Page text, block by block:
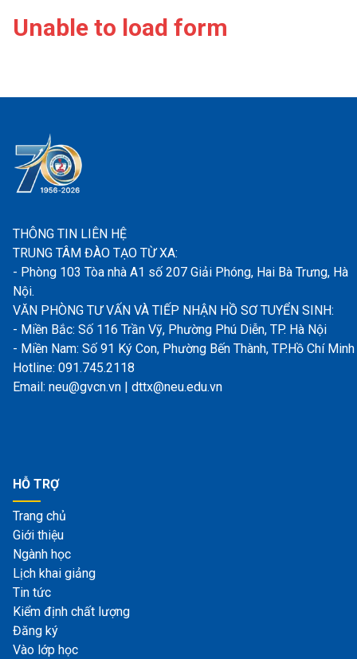
Unable to load form
THÔNG TIN LIÊN HỆ
TRUNG TÂM ĐÀO TẠO TỪ XA:
- Phòng 103 Tòa nhà A1 số 207 Giải Phóng, Hai Bà Trưng, Hà
Nội.
VĂN PHÒNG TƯ VẤN VÀ TIẾP NHẬN HỒ SƠ TUYỂN SINH:
- Miền Bắc: Số 116 Trần Vỹ, Phường Phú Diễn, TP. Hà Nội
- Miền Nam: Số 91 Ký Con, Phường Bến Thành, TP.Hồ Chí Minh
Hotline: 091.745.2118
Email: neu@gvcn.vn | dttx@neu.edu.vn
HỖ TRỢ
Trang chủ
Giới thiệu
Ngành học
Lịch khai giảng
Tin tức
Kiểm định chất lượng
Đăng ký
Vào lớp học